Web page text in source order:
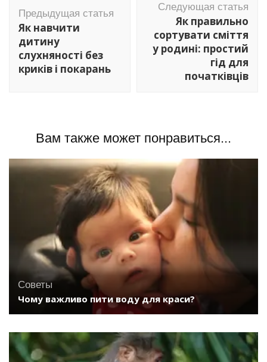
по
записям
Предыдущая статья
Як навчити
дитину
слухняності без
криків і покарань
Следующая статья
Як правильно
сортувати сміття
у родині: простий
гід для
початківців
Вам также может понравиться...
Советы
Чому важливо пити воду для краси?